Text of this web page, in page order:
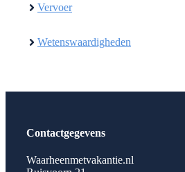
Vervoer
Wetenswaardigheden
Contactgegevens
Waarheenmetvakantie.nl